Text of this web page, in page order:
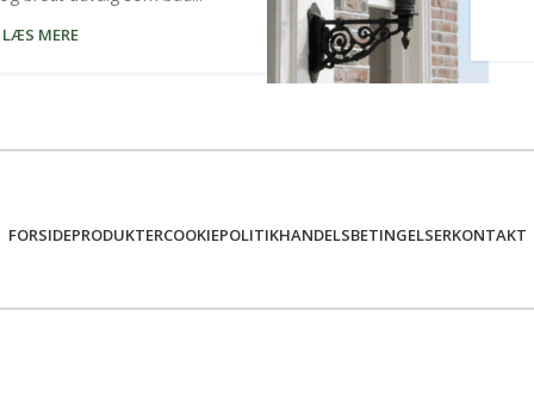
LÆS MERE
FORSIDEPRODUKTERCOOKIEPOLITIKHANDELSBETINGELSERKONTAKT